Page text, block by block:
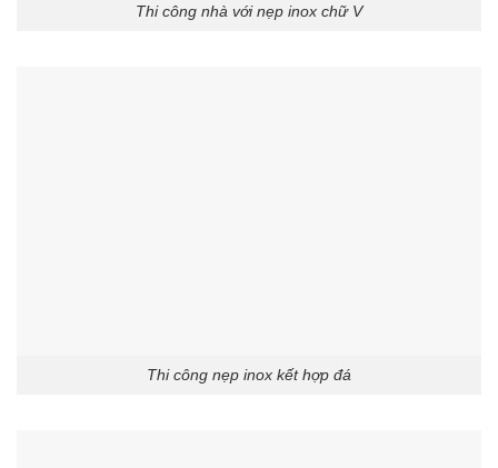
Thi công nhà với nẹp inox chữ V
Thi công nẹp inox kết hợp đá